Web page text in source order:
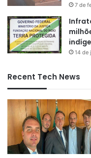
7 de
14 de
Recent Tech News